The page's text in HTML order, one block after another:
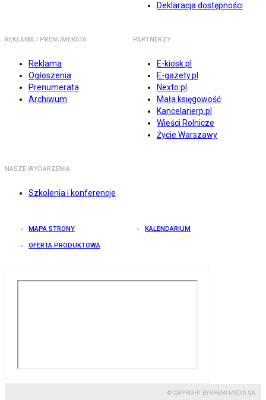
Deklaracja dostępności
REKLAMA I PRENUMERATA
Reklama
Ogłoszenia
Prenumerata
Archiwum
PARTNERZY
E-kiosk.pl
E-gazety.pl
Nexto.pl
Mała księgowość
Kancelarierp.pl
Wieści Rolnicze
Życie Warszawy
NASZE WYDARZENIA
Szkolenia i konferencje
MAPA STRONY KALENDARIUM
OFERTA PRODUKTOWA
© COPYRIGHT BY GREMI MEDIA SA